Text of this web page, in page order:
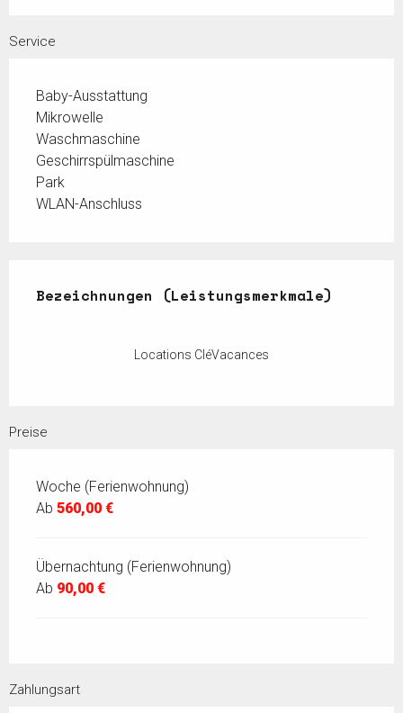
Service
Baby-Ausstattung
Mikrowelle
Waschmaschine
Geschirrspülmaschine
Park
WLAN-Anschluss
Bezeichnungen (Leistungsmerkmale)
Bezeichnungen (Leistungsmerkmale)
Locations CléVacances
Preise
Woche (Ferienwohnung)
Ab 560,00 €
Übernachtung (Ferienwohnung)
Ab 90,00 €
Zahlungsart